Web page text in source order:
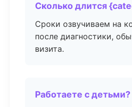
Сколько длится
Сроки озвучиваем на
после диагностики,
визита.
Работаете с детьми?